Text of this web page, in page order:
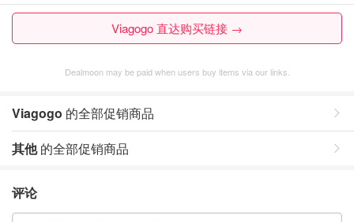
Viagogo 直达购买链接 →
Dealmoon may be paid when users buy items via our links.
Viagogo 的全部促销商品
其他的全部促销商品
评论